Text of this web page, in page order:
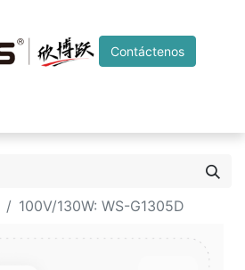
Contáctenos
100V/130W: WS-G1305D